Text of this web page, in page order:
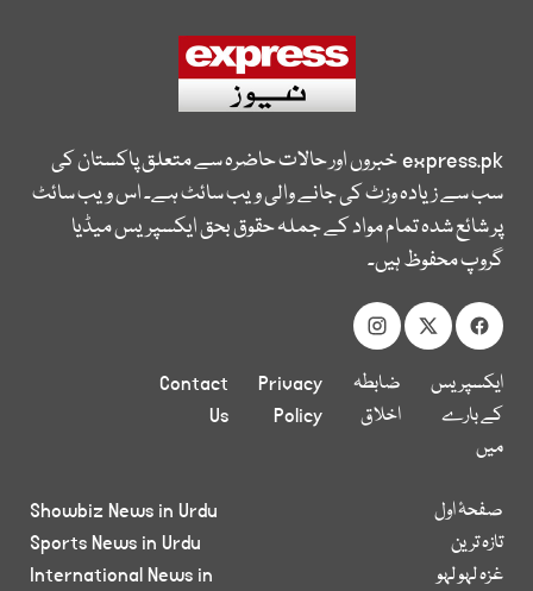
express.pkخبروں اور حالات حاضرہ سے متعلق پاکستان کی
سب سے زیادہ وزٹ کی جانے والی ویب سائٹ ہے۔ اس ویب سائٹ
پر شائع شدہ تمام مواد کے جملہ حقوق بحق ایکسپریس میڈیا
گروپ محفوظ ہیں۔
ایکسپریس
کے بارے
میں
ضابطہ
اخلاق
Privacy
Policy
Contact
Us
صفحۂ اول
تازہ ترین
غزہ لہو لہو
Showbiz News in Urdu
Sports News in Urdu
International News in